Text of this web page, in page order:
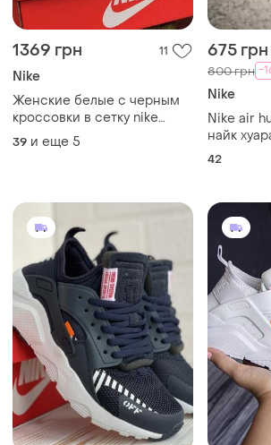
1369 грн 11
Nike
Женские белые с черным
кроссовки в сетку nike
huarache 🆕 найк хуарачи
39 и еще 5
675 грн
800 грн -
Nike
Nike air
найк
летние
42